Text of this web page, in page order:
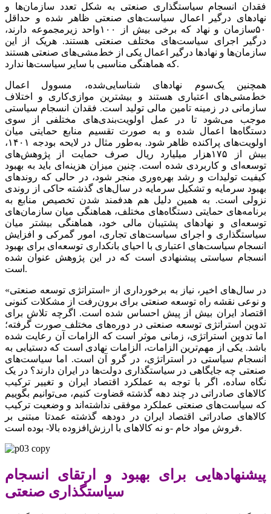
فقدان انسجام سیاستگذاری صنعتی به شکل تعدد سازمان‌ها و
نهادهای درگیر اعمال سیاست‌های صنعتی ظاهر شده و حداقل
۵۰سازمان و نهاد که برخی بیش از ۱۰۰واحد زیرمجموعه دارند،
درگیر اجرای سیاست‌های مختلف صنعتی هستند. هریک از این
سازمان‌ها و نهادها درگیر اعمال یکی از خط‌مشی‌های صنعتی هستند
که هماهنگی مناسبی با سایر سیاست‌ها ندارد.
همچنین یک‌سوم نهادهای شناسایی‌شده، مسوول اعمال
خط‌مشی‌های اعتباری هستند و بیشترین موازی‌کاری و اختلاف
سازمانی در زمینه تامین مالی تولید است. فقدان انسجام سیاستی
موجب می‌شود تا در عمل اولویت‌بندی‌های مختلفی از سوی
دستگاه‌ها اعمال شده و به صورت تقسیم منابع حمایتی میان
اولویت‌های پراکنده ظاهر شود. به‌طور مثال در لایحه بودجه ۱۴۰۱،
بیش از ۱۷۵‌هزار میلیارد ریال صرف حمایت از پژوهش‌های
توسعه‌ای و کاربردی شده است. چنین میزان هزینه‌ای باید به بهبود
کیفیت تولیدات و رشد بهره‌وری منجر شود، در حالی که روندهای
بهبود سرمایه و تشکیل سرمایه در سال‌های گذشته حاکی از روندی
نزولی است. به همین دلیل هم هدفمند شدن تخصیص منابع به
برنامه‌‌‌های حمایتی دستگاه‌‌‌های مختلف، هماهنگی میان سازمان‌های
توسعه‌‌‌ای و نهادهای پشتیبان مالی خود، هماهنگی بیشتر میان
سیاستگذاری و اجرای سیاست‌های تجاری، امور گمرکی و افزایش
انسجام سیاست‌‌‌های اعتباری با احیای بانکداری توسعه‌‌‌ای برای بهبود
انسجام سیاستی پیشنهادی است که در این پژوهش عنوان شده
است.
در سال‌های اخیر، نیاز به برخورداری از «استراتژی توسعه صنعتی»
و نوعی نقشه راه توسعه صنعتی برای برون‌رفت از مشکلات کنونی
اقتصاد ایران بیش از پیش احساس شده است. اگرچه تلاش برای
تدوین استراتژی توسعه صنعتی در دوره‌‌‌های مختلف صورت گرفته؛
اما تدوین استراتژی، زمانی موثر است که الزامات آن رعایت شده
باشد. یکی از مهم‌ترین الزامات، الزامات نهادی است که دستیابی به
انسجام سیاستی در استراتژی، در گرو آن است. اما سیاست‌های
صنعتی چه جایگاهی در سیاستگذاری دولت‌ها در ایران دارند؟ در یک
نگاه ساده، اگر با توجه به عملکرد اقتصاد ایران و تغییر ترکیب
کالاهای صادراتی در چند دهه گذشته قضاوت کنیم، می‌توانیم بگوییم
که سیاست‌های صنعتی عملکرد موفقی نداشته‌اند و وضعیت ترکیب
کالاهای صادراتی اقتصاد ایران در دودهه گذشته عمدتا مبتنی بر
فروش مواد خام -و نه کالاهای با ارزش‌افزوده بالا- بوده است.
پیشنهادهایی برای بهبود و ارتقای انسجام
سیاستگذاری صنعتی